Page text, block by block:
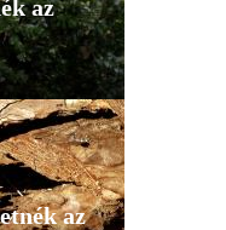
az
az